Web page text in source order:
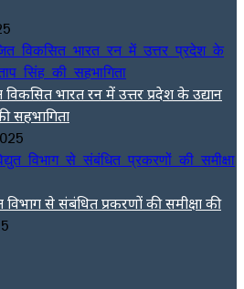
भारत रन में उत्तर प्रदेश के उद्यान
सहभागिता
विभाग से संबंधित प्रकरणों की समीक्षा की